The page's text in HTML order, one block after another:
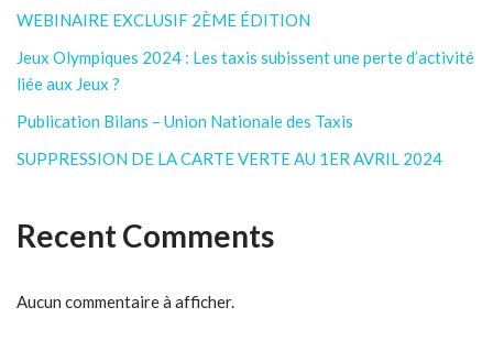
WEBINAIRE EXCLUSIF 2ÈME ÉDITION
Jeux Olympiques 2024 : Les taxis subissent une perte d’activité
liée aux Jeux ?
Publication Bilans – Union Nationale des Taxis
SUPPRESSION DE LA CARTE VERTE AU 1ER AVRIL 2024
Recent Comments
Aucun commentaire à afficher.